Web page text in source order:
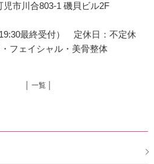
児市川合803-1 磯貝ビル2F
最終受付） 定休日：不定休
フェイシャル・美骨整体
│ 一覧 │